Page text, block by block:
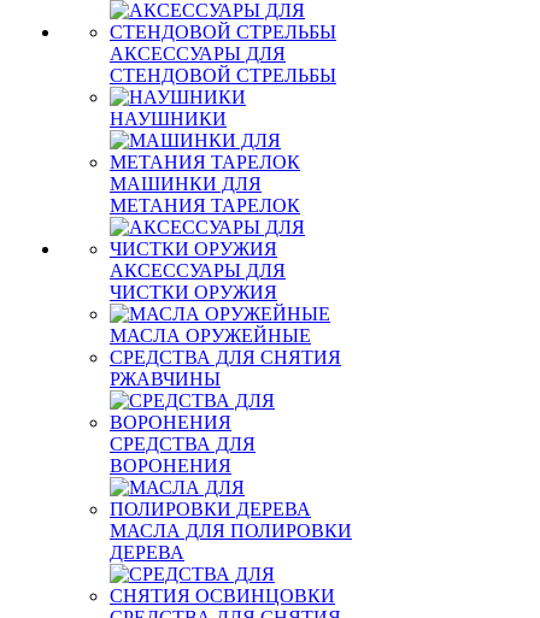
АКСЕССУАРЫ ДЛЯ
СТЕНДОВОЙ СТРЕЛЬБЫ
НАУШНИКИ
МАШИНКИ ДЛЯ
МЕТАНИЯ ТАРЕЛОК
АКСЕССУАРЫ ДЛЯ
ЧИСТКИ ОРУЖИЯ
МАСЛА ОРУЖЕЙНЫЕ
СРЕДСТВА ДЛЯ СНЯТИЯ
РЖАВЧИНЫ
СРЕДСТВА ДЛЯ
ВОРОНЕНИЯ
МАСЛА ДЛЯ ПОЛИРОВКИ
ДЕРЕВА